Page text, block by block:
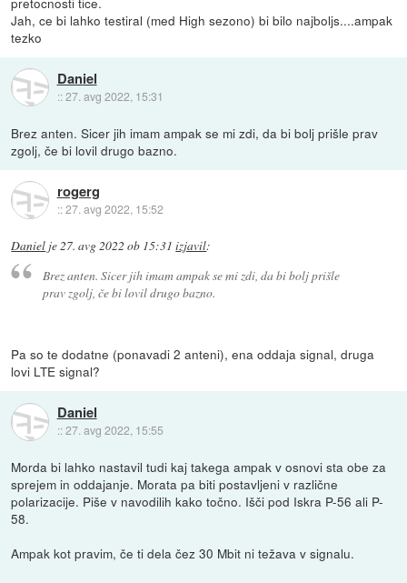
Jah, ce bi lahko testiral (med High sezono) bi bilo najboljs....ampak
tezko
Daniel
::27. avg 2022, 15:31
Brez anten. Sicer jih imam ampak se mi zdi, da bi bolj prišle prav
zgolj, če bi lovil drugo bazno.
rogerg
::27. avg 2022, 15:52
Daniel je27. avg 2022 ob 15:31 izjavil:
Brez anten. Sicer jih imam ampak se mi zdi, da bi bolj prišle
prav zgolj, če bi lovil drugo bazno.
Pa so te dodatne (ponavadi 2 anteni), ena oddaja signal, druga
lovi LTE signal?
Daniel
::27. avg 2022, 15:55
Morda bi lahko nastavil tudi kaj takega ampak v osnovi sta obe za
sprejem in oddajanje. Morata pa biti postavljeni v različne
polarizacije. Piše v navodilih kako točno. Išči pod Iskra P-56 ali P-
58.
Ampak kot pravim, če ti dela čez 30 Mbit ni težava v signalu.